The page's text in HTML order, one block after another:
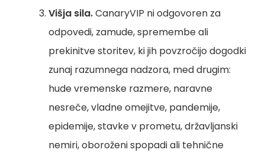
Višja sila.CanaryVIP ni odgovoren za
odpovedi, zamude, spremembe ali
prekinitve storitev, ki jih povzročijo dogodki
zunaj razumnega nadzora, med drugim:
hude vremenske razmere, naravne
nesreče, vladne omejitve, pandemije,
epidemije, stavke v prometu, državljanski
nemiri, oboroženi spopadi ali tehnične